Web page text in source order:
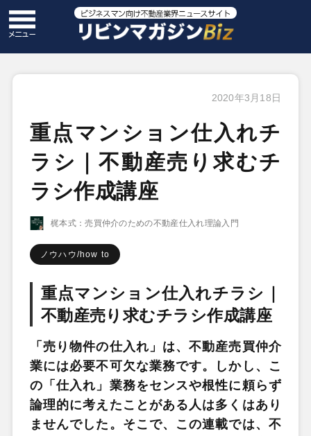
2020年3月18日
重点マンション仕入れチ
ラシ｜不動産売り求むチ
ラシ作成講座
梶本式：売買仲介のための不動産仕入れ理論入門
ノウハウ/how to
重点マンション仕入れチラシ｜
不動産売り求むチラシ作成講座
「売り物件の仕入れ」は、不動産売買仲介
業には必要不可欠な業務です。しかし、こ
の「仕入れ」業務をセンスや根性に頼らず
論理的に考えたことがある人は多くはあり
ませんでした。そこで、この連載では、不